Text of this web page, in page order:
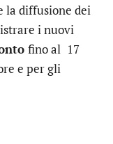
la diffusione dei
i nuovi
fino al 17
e per gli